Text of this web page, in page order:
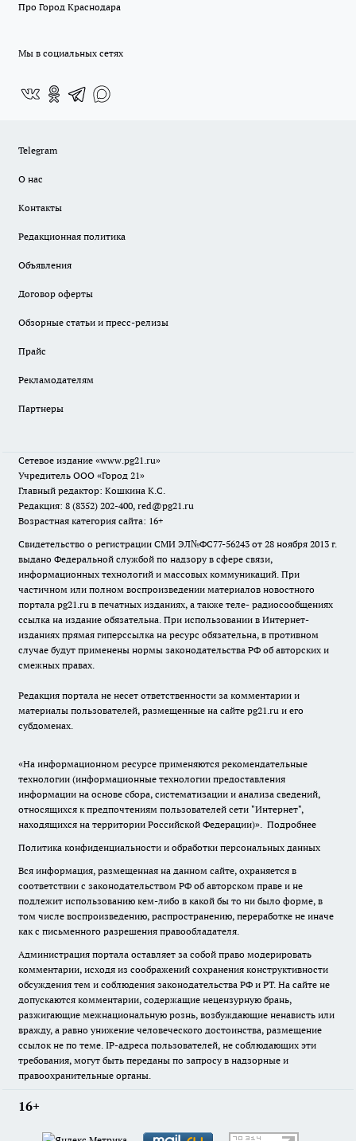
Про Город Краснодара
Мы в социальных сетях
Telegram
О нас
Контакты
Редакционная политика
Объявления
Договор оферты
Обзорные статьи и пресс-релизы
Прайс
Рекламодателям
Партнеры
Сетевое издание «www.pg21.ru»
Учредитель ООО «Город 21»
Главный редактор: Кошкина К.С.
Редакция: 8 (8352) 202-400, red@pg21.ru
Возрастная категория сайта: 16+
Свидетельство о регистрации СМИ ЭЛ№ФС77-56243 от 28 ноября 2013 г.
выдано Федеральной службой по надзору в сфере связи,
информационных технологий и массовых коммуникаций. При
частичном или полном воспроизведении материалов новостного
портала pg21.ru в печатных изданиях, а также теле- радиосообщениях
ссылка на издание обязательна. При использовании в Интернет-
изданиях прямая гиперссылка на ресурс обязательна, в противном
случае будут применены нормы законодательства РФ об авторских и
смежных правах.
Редакция портала не несет ответственности за комментарии и
материалы пользователей, размещенные на сайте pg21.ru и его
субдоменах.
«На информационном ресурсе применяются рекомендательные
технологии (информационные технологии предоставления
информации на основе сбора, систематизации и анализа сведений,
относящихся к предпочтениям пользователей сети "Интернет",
находящихся на территории Российской Федерации)». Подробнее
Политика конфиденциальности и обработки персональных данных
Вся информация, размещенная на данном сайте, охраняется в
соответствии с законодательством РФ об авторском праве и не
подлежит использованию кем-либо в какой бы то ни было форме, в
том числе воспроизведению, распространению, переработке не иначе
как с письменного разрешения правообладателя.
Администрация портала оставляет за собой право модерировать
комментарии, исходя из соображений сохранения конструктивности
обсуждения тем и соблюдения законодательства РФ и РТ. На сайте не
допускаются комментарии, содержащие нецензурную брань,
разжигающие межнациональную рознь, возбуждающие ненависть или
вражду, а равно унижение человеческого достоинства, размещение
ссылок не по теме. IP-адреса пользователей, не соблюдающих эти
требования, могут быть переданы по запросу в надзорные и
правоохранительные органы.
16+